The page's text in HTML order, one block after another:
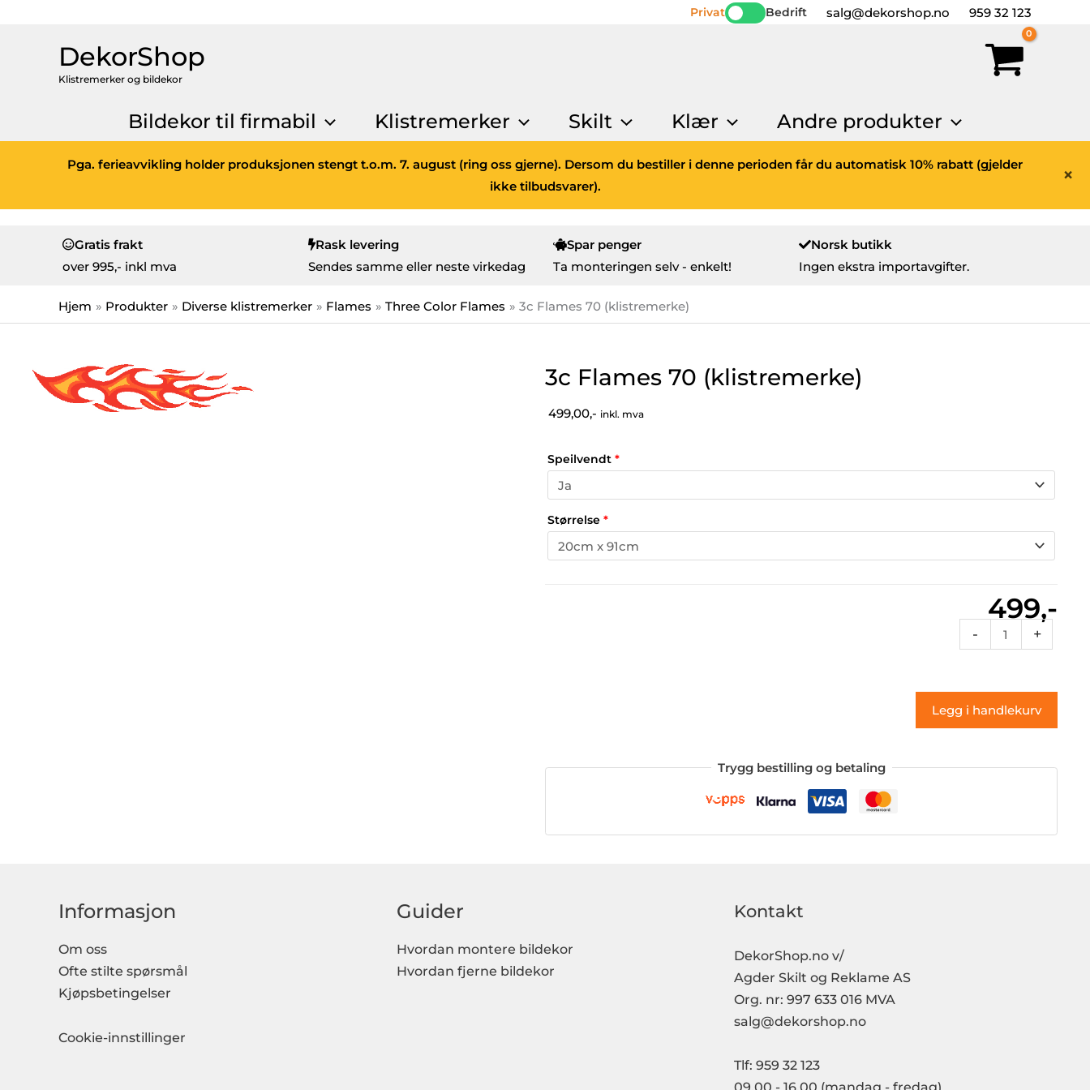
Privat Bedrift salg@dekorshop.no 959 32 123
DekorShop
Klistremerker og bildekor
Bildekor til firmabil Klistremerker Skilt Klær Andre produkter
×
Pga. ferieavvikling holder produksjonen stengt t.o.m. 7. august (ring oss gjerne). Dersom du bestiller i denne perioden får du automatisk 10% rabatt (gjelder
ikke tilbudsvarer).
Gratis frakt
over 995,- inkl mva
Rask levering
Sendes samme eller neste virkedag
Spar penger
Ta monteringen selv - enkelt!
Norsk butikk
Ingen ekstra importavgifter.
Hjem Produkter Diverse klistremerker Flames Three Color Flames 3c Flames 70 (klistremerke)
3c Flames 70 (klistremerke)
499,00,- inkl. mva
Speilvendt *
Størrelse *
499,-
-
Flames
(klistremerke)
antall
+
Legg i handlekurv
Trygg bestilling og betaling
Informasjon
Om oss
Ofte stilte spørsmål
Kjøpsbetingelser
Cookie-innstillinger
Guider
Hvordan montere bildekor
Hvordan fjerne bildekor
Kontakt
DekorShop.no v/
Agder Skilt og Reklame AS
Org. nr: 997 633 016 MVA
salg@dekorshop.no
Tlf: 959 32 123